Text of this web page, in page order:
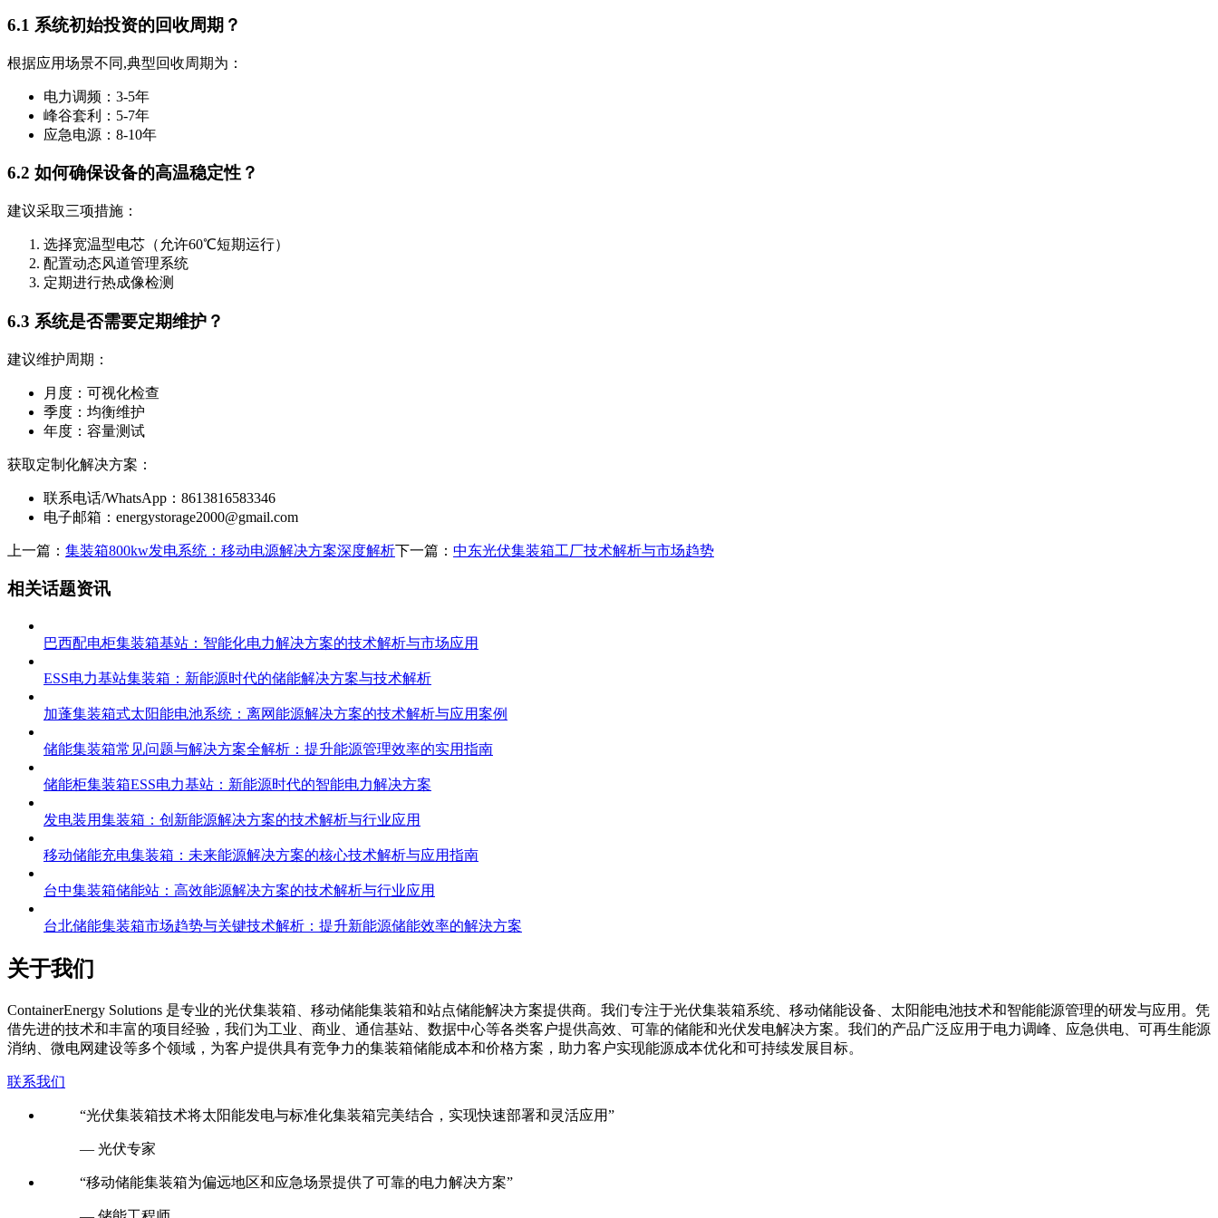
6.1 系统初始投资的回收周期？
根据应用场景不同,典型回收周期为：
电力调频：3-5年
峰谷套利：5-7年
应急电源：8-10年
6.2 如何确保设备的高温稳定性？
建议采取三项措施：
选择宽温型电芯（允许60℃短期运行）
配置动态风道管理系统
定期进行热成像检测
6.3 系统是否需要定期维护？
建议维护周期：
月度：可视化检查
季度：均衡维护
年度：容量测试
获取定制化解决方案：
联系电话/WhatsApp：8613816583346
电子邮箱： energystorage2000@gmail.com
上一篇： 集装箱800kw发电系统：移动电源解决方案深度解析下一篇： 中东光伏集装箱工厂技术解析与市场趋势
相关话题资讯
巴西配电柜集装箱基站：智能化电力解决方案的技术解析与市场应用
ESS电力基站集装箱：新能源时代的储能解决方案与技术解析
加蓬集装箱式太阳能电池系统：离网能源解决方案的技术解析与应用案例
储能集装箱常见问题与解决方案全解析：提升能源管理效率的实用指南
储能柜集装箱ESS电力基站：新能源时代的智能电力解决方案
发电装用集装箱：创新能源解决方案的技术解析与行业应用
移动储能充电集装箱：未来能源解决方案的核心技术解析与应用指南
台中集装箱储能站：高效能源解决方案的技术解析与行业应用
台北储能集装箱市场趋势与关键技术解析：提升新能源储能效率的解決方案
关于我们
ContainerEnergy Solutions 是专业的光伏集装箱、移动储能集装箱和站点储能解决方案提供商。我们专注于光伏集装箱系统、移动储能设备、太阳能电池技术和智能能源管理的研发与应用。凭
借先进的技术和丰富的项目经验，我们为工业、商业、通信基站、数据中心等各类客户提供高效、可靠的储能和光伏发电解决方案。我们的产品广泛应用于电力调峰、应急供电、可再生能源
消纳、微电网建设等多个领域，为客户提供具有竞争力的集装箱储能成本和价格方案，助力客户实现能源成本优化和可持续发展目标。
联系我们
“光伏集装箱技术将太阳能发电与标准化集装箱完美结合，实现快速部署和灵活应用”
— 光伏专家
“移动储能集装箱为偏远地区和应急场景提供了可靠的电力解决方案”